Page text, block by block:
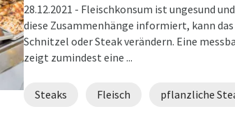
28.12.2021 - Fleischkonsum ist ungesund
diese Zusammenhänge informiert, kann
Schnitzel oder Steak verändern. Eine
zeigt zumindest eine ...
Steaks Fleisch pflanzliche